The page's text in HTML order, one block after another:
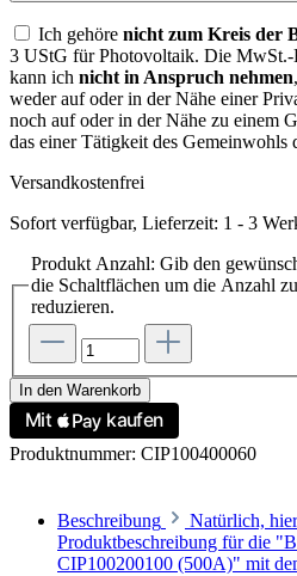
Ich gehöre nicht zum Kreis der
3 UStG für Photovoltaik. Die
kann ich nicht in Anspruch nehmen
weder auf oder in der Nähe einer
noch auf oder in der Nähe zu einem
das einer Tätigkeit des Gemeinwohls
Versandkostenfrei
Sofort verfügbar, Lieferzeit: 1 - 3
Produkt Anzahl: Gib den
die Schaltflächen um die Anzahl
reduzieren.
In den Warenkorb
Produktnummer: CIP100400060
Beschreibung
Natürlich,
Produktbeschreibung für die
CIP100200100 (500A)" mit